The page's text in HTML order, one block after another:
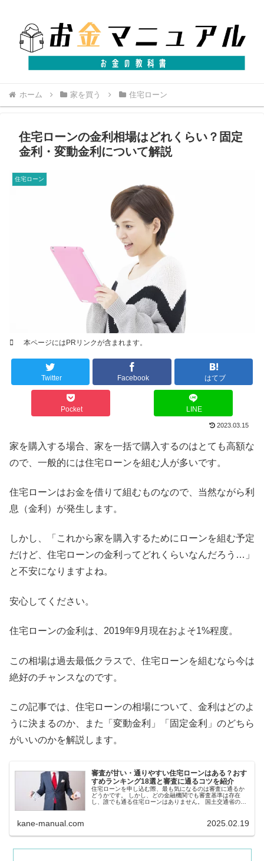
ホーム 家を買う 住宅ローン
住宅ローンの金利相場はどれくらい？固定
金利・変動金利について解説
本ページにはPRリンクが含まれます。
住宅ローン
Twitter Facebook はてブ
Pocket LINE
2023.03.15
家を購入する場合、家を一括で購入するのはとても高額な
ので、一般的には住宅ローンを組む人が多いです。
住宅ローンはお金を借りて組むものなので、当然ながら利
息（金利）が発生します。
しかし、「これから家を購入するためにローンを組む予定
だけど、住宅ローンの金利ってどれくらいなんだろう…」
と不安になりますよね。
安心してください。
住宅ローンの金利は、2019年9月現在およそ1%程度。
この相場は過去最低クラスで、住宅ローンを組むなら今は
絶好のチャンスなのです。
この記事では、住宅ローンの相場について、金利はどのよ
うに決まるのか、また「変動金利」「固定金利」のどちら
がいいのかを解説します。
審査が甘い・通りやすい住宅ローンはある？おす
すめランキング18選と審査に通るコツを紹介
住宅ローンを申し込む際、最も気になるのは審査に通るか
どうかです。 しかし、どの金融機関でも審査基準は存在
し、誰でも通る住宅ローンはありません。 国土交通省の調
kane-manual.com 2025.02.19